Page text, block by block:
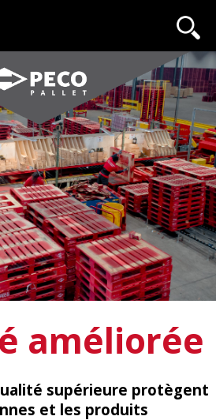
améliorée
supérieure protègent
et les produits